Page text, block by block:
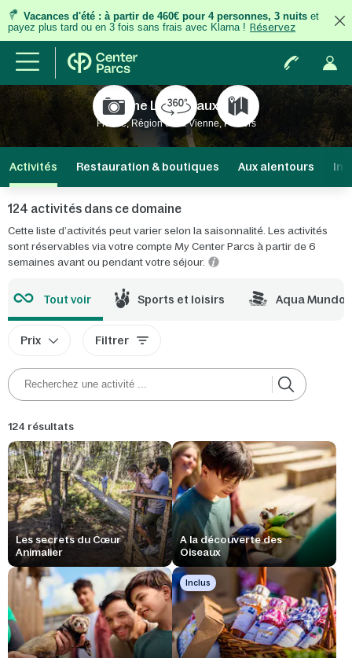
Vacances d'été : à partir de 460€ pour 4 personnes, 3 nuits et
payez plus tard ou en 3 fois sans frais avec Klarna ! Réservez
Domaine Le Bois aux Daims
France, Région de la Vienne, Poitiers
Activités Restauration & boutiques Aux alentours
124 activités dans ce domaine
Cette liste d’activités peut varier selon la saisonnalité. Les activités
sont réservables via votre compte My Center Parcs à partir de 6
semaines avant ou pendant votre séjour.
Tout voir Sports et loisirs Aqua Mundo
Prix Filtrer
124 résultats
Les secrets du Cœur
Animalier
A la découverte des
Oiseaux
Inclus